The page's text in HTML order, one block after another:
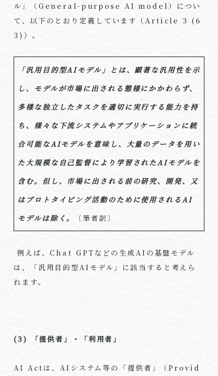
ル」（ General-purpose AI model）につい
て、以下のとおり定義しています（Article 3 (6
3) ）。
「汎用目的型AIモデル」とは、顕著な汎用性を示
し、モデルが市場に出される態様にかかわらず、
多様な独立したタスクを適切に実行する能力を持
ち、様々な下流システムやアプリケーションに統
合可能なAIモデルを意味し、大量のデータを用い
た大規模な自己監督により学習されたAIモデルを
含む。但し、市場に出される前の研究、開発、又
はプロトタイピング活動のために使用されるAI
モデルは除く。
〔筆者訳〕
例えば、 Chat GPTなどの生成 AI の基盤モデル
は、「汎用目的型AI モデル」に該当すると考えら
れます。
(3) 「提供者」・「利用者」
AI Actは、AI システム等の「提供者」（Provid